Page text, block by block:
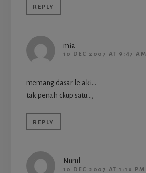
REPLY
mia
10 DEC 2007 AT 9:47 AM
memang dasar lelaki…,
tak penah ckup satu…,
REPLY
Nurul
10 DEC 2007 AT 1:10 PM